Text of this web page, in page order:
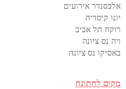
אלכסנדר אירועים
יונו קיסריה
רוקח תל אביב
ויה נס ציונה
באסיקו נס ציונה
מקום לחתונה